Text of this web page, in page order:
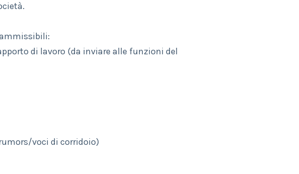
di lavoro (da inviare alle funzioni del
voci di corridoio)